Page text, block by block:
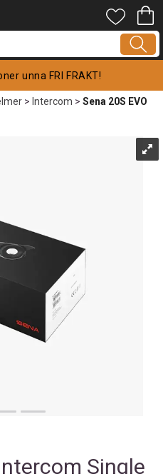
unna FRI FRAKT!
> Intercom>Sena 20S EVO
Single